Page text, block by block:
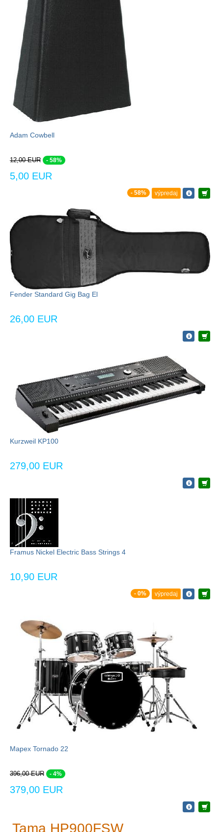
Adam Cowbell
12,00 EUR - 58%
5,00 EUR
- 58% výpredaj
Fender Standard Gig Bag El
26,00 EUR
Kurzweil KP100
279,00 EUR
Framus Nickel Electric Bass Strings 4
10,90 EUR
- 0% výpredaj
Mapex Tornado 22
396,00 EUR - 4%
379,00 EUR
Tama HP900FSW